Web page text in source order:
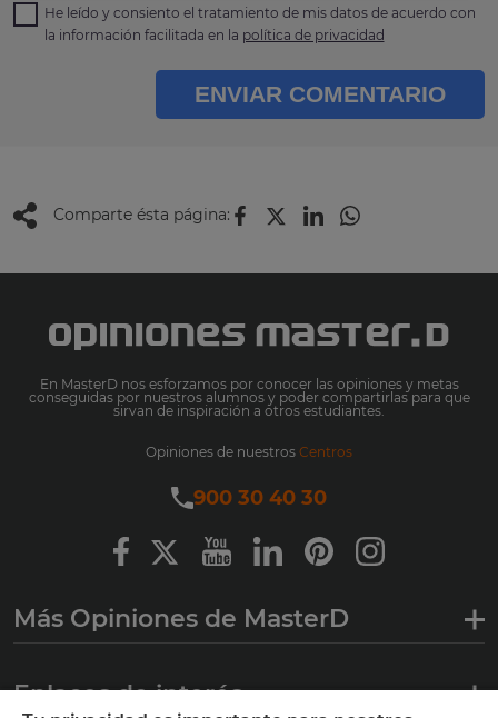
He leído y consiento el tratamiento de mis datos de acuerdo con
la información facilitada en la política de privacidad
ENVIAR COMENTARIO
Comparte ésta página:
En MasterD nos esforzamos por conocer las opiniones y metas
conseguidas por nuestros alumnos y poder compartirlas para que
sirvan de inspiración a otros estudiantes.
Opiniones de nuestros Centros
900 30 40 30
Más Opiniones de MasterD
Enlaces de interés